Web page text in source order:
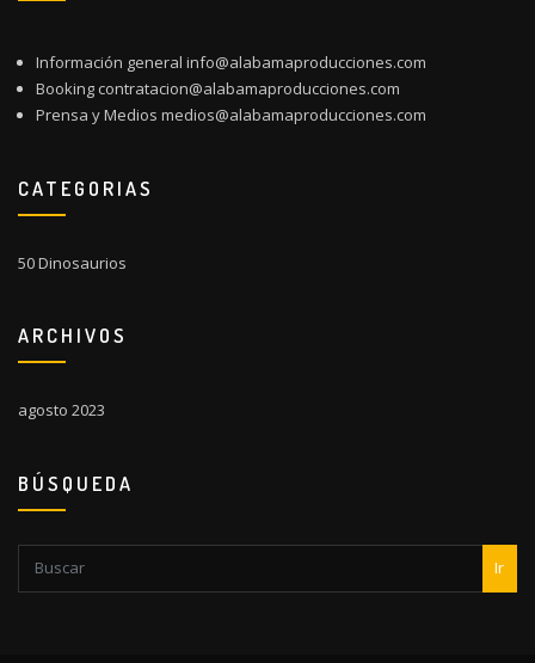
Información general info@alabamaproducciones.com
Booking contratacion@alabamaproducciones.com
Prensa y Medios medios@alabamaproducciones.com
CATEGORIAS
50 Dinosaurios
ARCHIVOS
agosto 2023
BÚSQUEDA
Ir